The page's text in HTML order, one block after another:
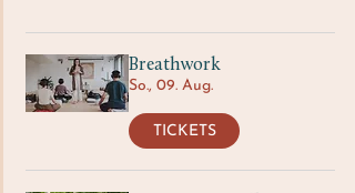
Breathwork
So., 09. Aug.
TICKETS